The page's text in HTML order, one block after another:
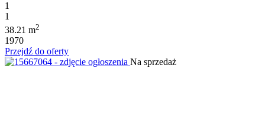
1
1
38.21 m2
1970
Przejdź do oferty
Na sprzedaż